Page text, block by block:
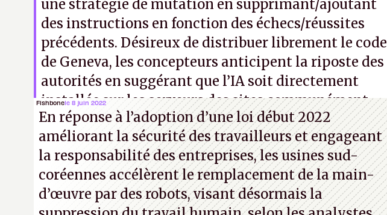
une stratégie de mutation en supprimant/ajoutant
des instructions en fonction des échecs/réussites
précédents. Désireux de distribuer librement le code
de Geneva, les concepteurs anticipent la riposte des
autorités en suggérant que l’IA soit directement
installée sur les serveurs des sites communément
bloqués comme Wikipédia, coupant l’herbe sous le
pied aux contremesures« sans nécessiter de
configurer quoi que ce soit sur son ordinateur ».
Fishbonele 8 juin 2022
En réponse à l’adoption d’une loi début 2022
améliorant la sécurité des travailleurs et engageant
la responsabilité des entreprises, les usines sud-
coréennes accélèrent le remplacement de la main-
d’œuvre par des robots, visant désormais la